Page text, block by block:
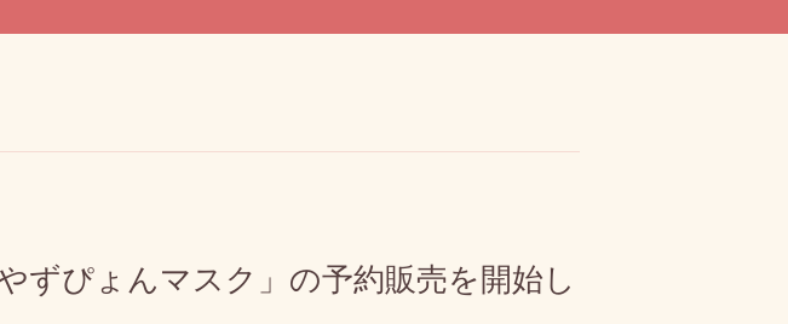
ずぴょんマスク」の予約販売を開始し